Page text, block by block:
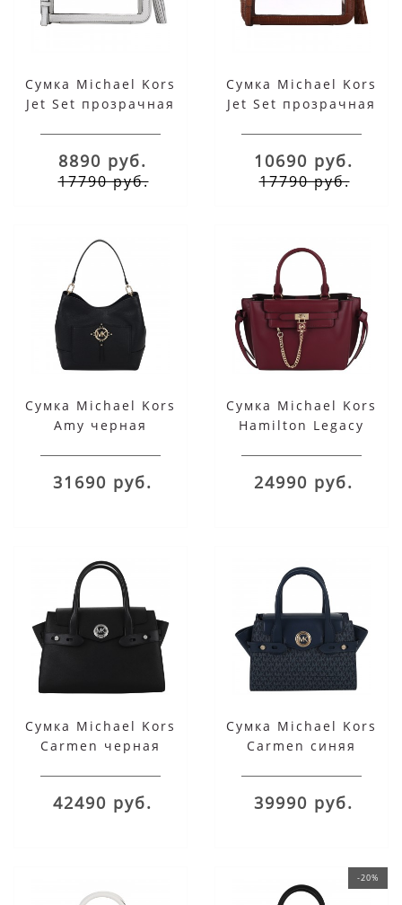
Сумка Michael Kors
Jet Set прозрачная
8890 руб.
17790 руб.
Сумка Michael Kors
Jet Set прозрачная
10690 руб.
17790 руб.
Сумка Michael Kors
Amy черная
31690 руб.
Сумка Michael Kors
Hamilton Legacy
24990 руб.
Сумка Michael Kors
Carmen черная
42490 руб.
Сумка Michael Kors
Carmen синяя
39990 руб.
-20%